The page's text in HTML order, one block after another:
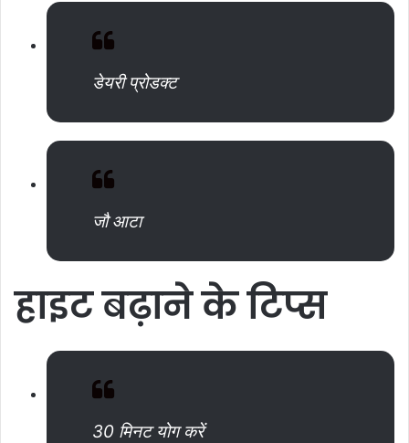
डेयरी प्रोडक्ट
जौ आटा
हाइटबढ़ानेकेटिप्स
30 मिनट योग करें